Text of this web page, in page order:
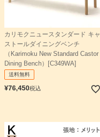
カリモクニュースタンダード キャ
ストールダイニングベンチ
（Karimoku New Standard Castor
Dining Bench）[C349WA]
送料無料
¥76,450税込